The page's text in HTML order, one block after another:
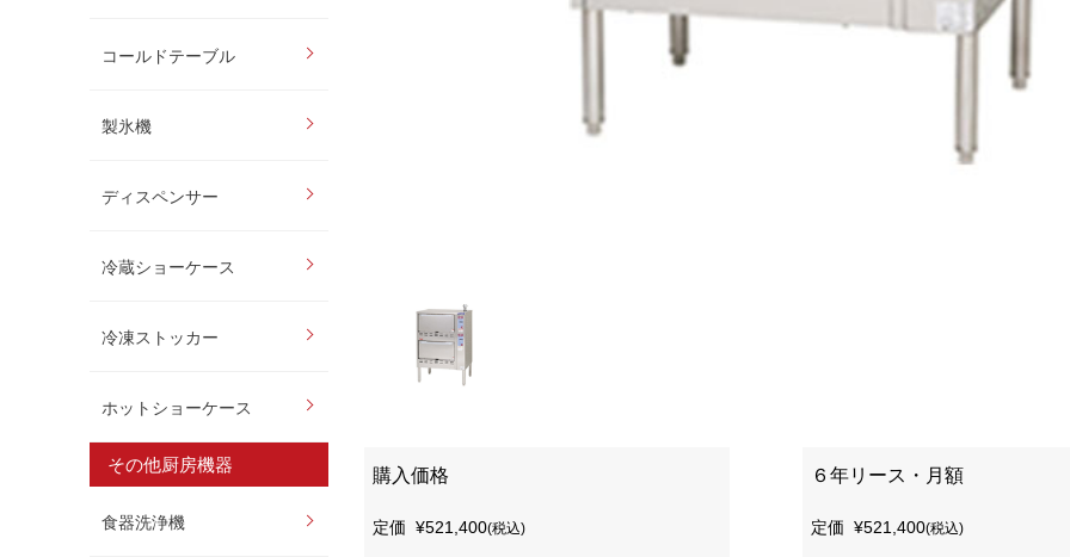
コールドテーブル
製氷機
ディスペンサー
冷蔵ショーケース
冷凍ストッカー
ホットショーケース
その他厨房機器
食器洗浄機
購入価格
定価 ¥521,400(税込)
６年リース・月額
定価 ¥521,400(税込)